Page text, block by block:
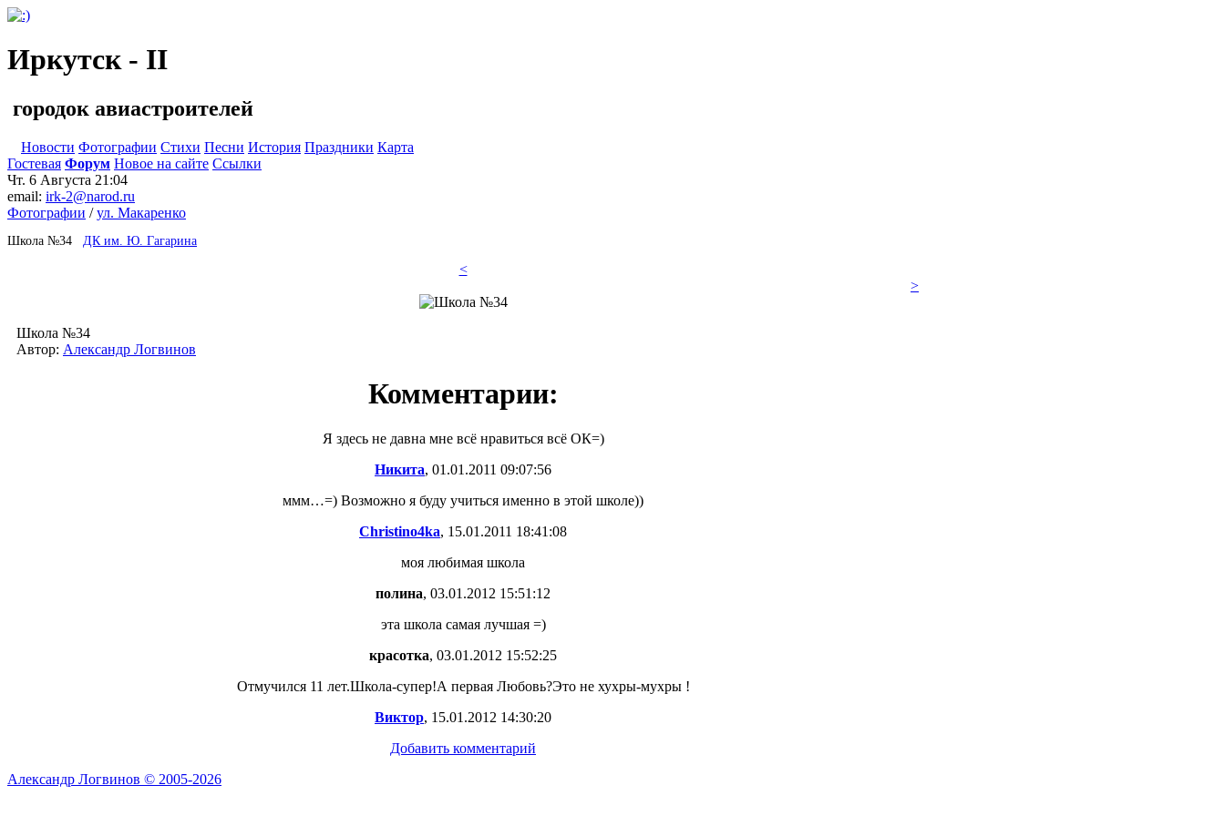
Иркутск - II
городок авиастроителей
Новости Фотографии Стихи Песни История Праздники Карта
Гостевая Форум Новое на сайте Ссылки
Чт. 6 Августа 21:04
email: irk-2@narod.ru
Фотографии /ул. Макаренко
Школа №34 ДК им. Ю. Гагарина
<
>
Школа №34
Автор: Александр Логвинов
Комментарии:
Я здесь не давна мне всё нравиться всё ОК=)
Никита, 01.01.2011 09:07:56
ммм…=) Возможно я буду учиться именно в этой школе))
Christino4ka, 15.01.2011 18:41:08
моя любимая школа
полина, 03.01.2012 15:51:12
эта школа самая лучшая =)
красотка, 03.01.2012 15:52:25
Отмучился 11 лет.Школа-супер!А первая Любовь?Это не хухры-мухры !
Виктор, 15.01.2012 14:30:20
Добавить комментарий
Александр Логвинов © 2005-2026